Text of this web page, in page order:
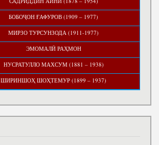
БОБОҶОН ҒАФУРОВ (1909 – 1977)
МИРЗО ТУРСУНЗОДА (1911-1977)
ЭМОМАЛӢ РАҲМОН
НУСРАТУЛЛО МАХСУМ (1881 – 1938)
ШИРИНШОҲ ШОҲТЕМУР (1899 – 1937)